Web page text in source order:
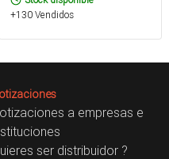
+130 Vendidos
a empresas e
ser distribuidor ?